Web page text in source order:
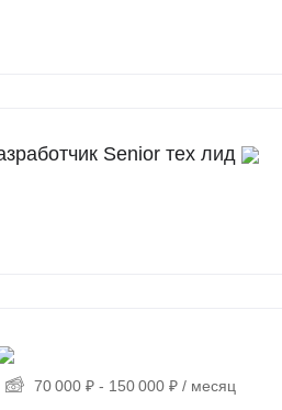
Senior тех лид
70 000 ₽ - 150 000 ₽ / месяц